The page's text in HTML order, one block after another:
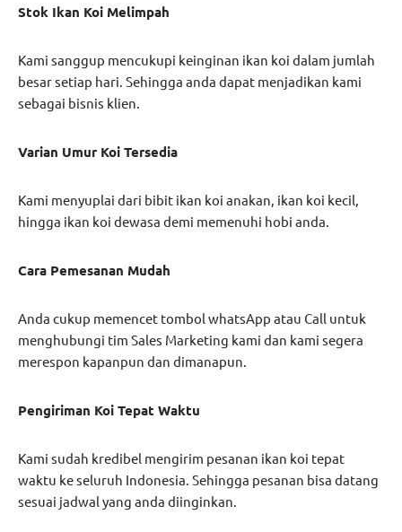
Stok Ikan Koi Melimpah
Kami sanggup mencukupi keinginan ikan koi dalam jumlah
besar setiap hari. Sehingga anda dapat menjadikan kami
sebagai bisnis klien.
Varian Umur Koi Tersedia
Kami menyuplai dari bibit ikan koi anakan, ikan koi kecil,
hingga ikan koi dewasa demi memenuhi hobi anda.
Cara Pemesanan Mudah
Anda cukup memencet tombol whatsApp atau Call untuk
menghubungi tim Sales Marketing kami dan kami segera
merespon kapanpun dan dimanapun.
Pengiriman Koi Tepat Waktu
Kami sudah kredibel mengirim pesanan ikan koi tepat
waktu ke seluruh Indonesia. Sehingga pesanan bisa datang
sesuai jadwal yang anda diinginkan.